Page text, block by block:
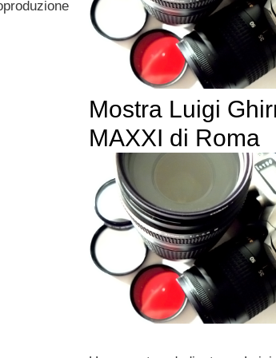
Mostra Luigi
MAXXI di Roma